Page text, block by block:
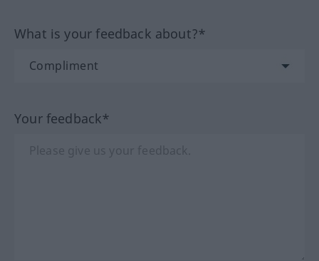
What is your feedback about?*
Your feedback*